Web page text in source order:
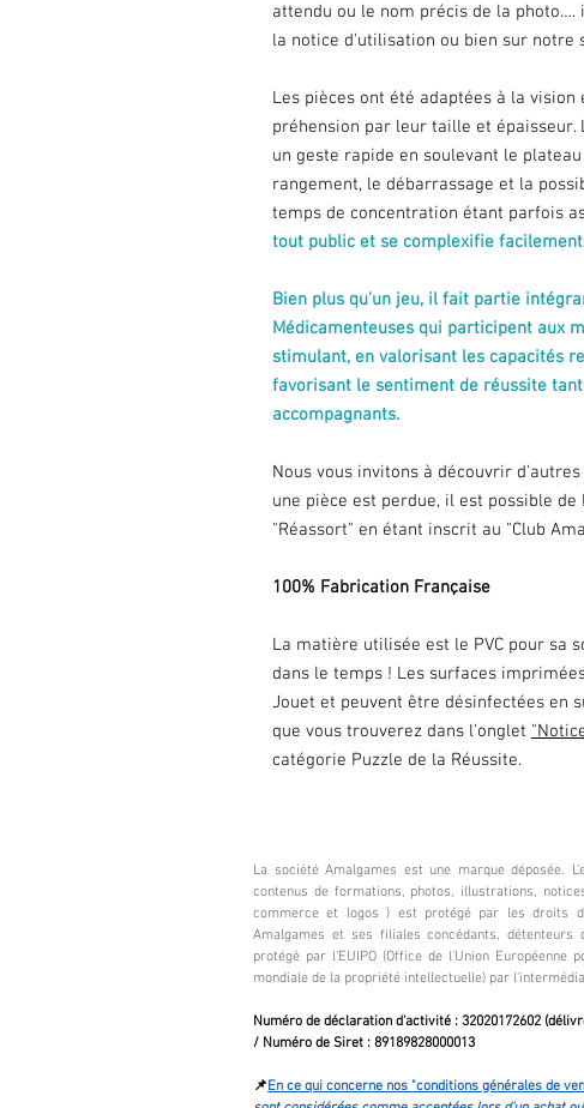
attendu ou le nom précis de la
la notice d'utilisation ou bien sur notre
Les pièces ont été adaptées à la
préhension par leur taille et
un geste rapide en soulevant le
rangement, le débarrassage et la
temps de concentration étant parfois
tout public et se complexifie
Bien plus qu'un jeu, il fait partie
Médicamenteuses qui participent aux
stimulant, en valorisant les capacités
favorisant le sentiment de réussite
accompagnants.
Nous vous invitons à découvrir
une pièce est perdue, il est possible
"Réassort" en étant inscrit au "Club
100% Fabrication Française
La matière utilisée est le PVC pour sa
dans le temps ! Les surfaces
Jouet et peuvent être désinfectées en
que vous trouverez dans l'onglet
catégorie Puzzle de la Réussite.
La société Amalgames est une marque déposée.
contenus de formations, photos, illustrations,
commerce et logos ) est protégé par les droits
Amalgames et ses filiales concédants, détenteurs
protégé par l'EUIPO (Office de l'Union Européenne
mondiale de la propriété intellectuelle) par
Numéro de déclaration d'activité : 32020172602
/ Numéro de Siret : 89189828000013
📌En ce qui concerne nos "conditions générales de